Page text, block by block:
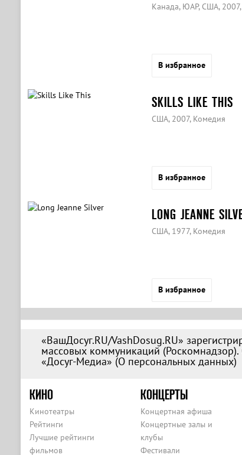
Канада, ЮАР, США,
В избранное
SKILLS LIKE THIS
США, 2007, Комедия
В избранное
LONG JEANNE
США, 1977, Комедия
В избранное
«ВашДосуг.RU/VashDosug.RU»
массовых коммуникаций
«Досуг-Медиа» (О персональных данных)
КИНО
Кинотеатры
Рейтинги
Лучшие рейтинги
фильмов
КОНЦЕРТЫ
Концертная афиша
Концертные залы и
клубы
Фестивали